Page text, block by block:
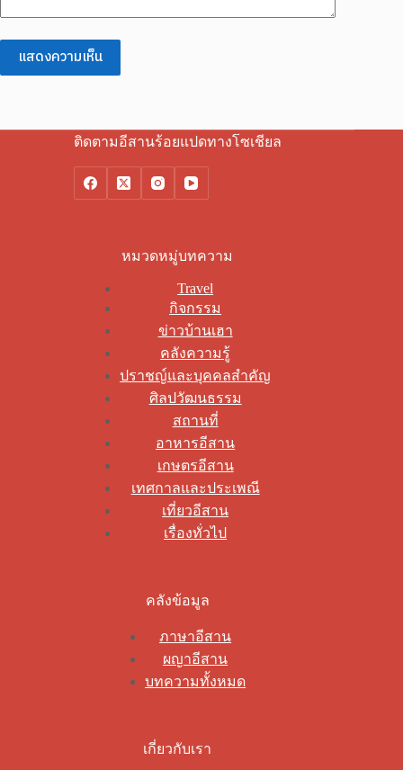
แสดงความเห็น
ติดตามอีสานร้อยแปดทางโซเชียล
หมวดหมู่บทความ
Travel
กิจกรรม
ข่าวบ้านเฮา
คลังความรู้
ปราชญ์และบุคคลสำคัญ
ศิลปวัฒนธรรม
สถานที่
อาหารอีสาน
เกษตรอีสาน
เทศกาลและประเพณี
เที่ยวอีสาน
เรื่องทั่วไป
คลังข้อมูล
ภาษาอีสาน
ผญาอีสาน
บทความทั้งหมด
เกี่ยวกับเรา